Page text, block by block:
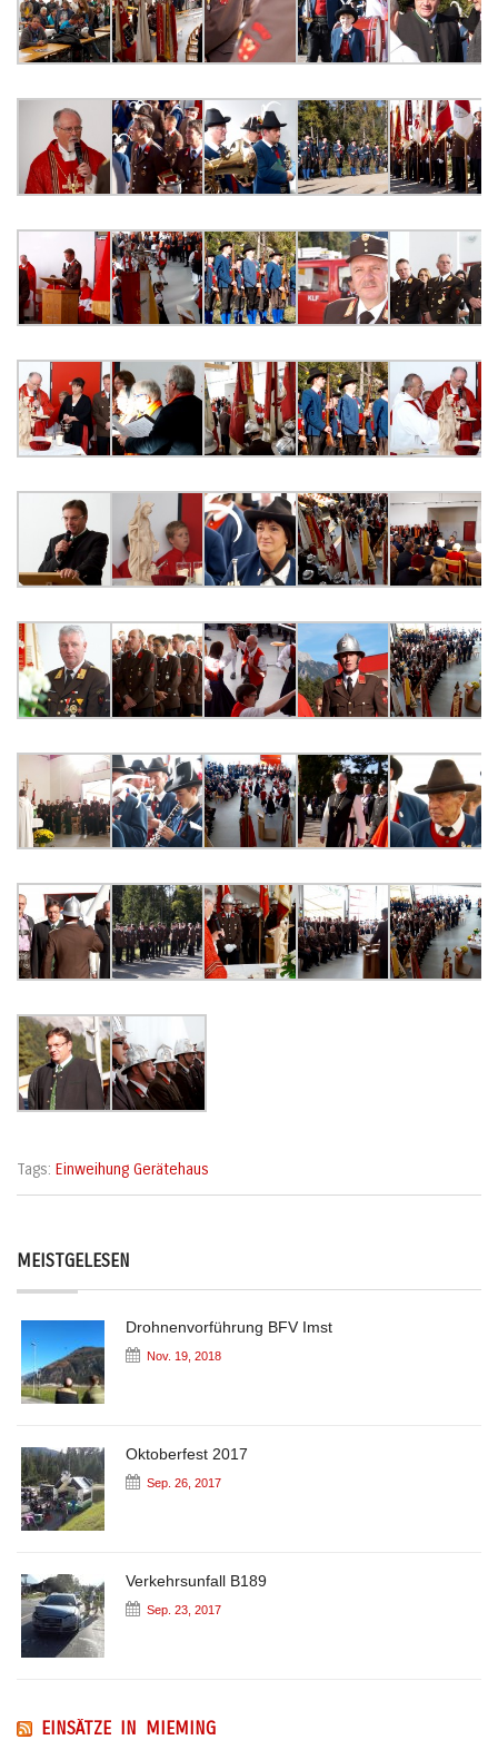
Tags: Einweihung Gerätehaus
MEISTGELESEN
Drohnenvorführung BFV Imst
Nov. 19, 2018
Oktoberfest 2017
Sep. 26, 2017
Verkehrsunfall B189
Sep. 23, 2017
EINSÄTZE IN MIEMING